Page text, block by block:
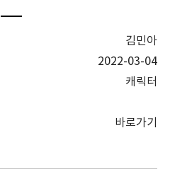
김민아
2022-03-04
캐릭터
바로가기